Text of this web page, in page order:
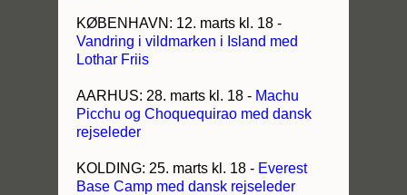
KØBENHAVN: 12. marts kl. 18 -
Vandring i vildmarken i Island med
Lothar Friis
AARHUS: 28. marts kl. 18 - Machu
Picchu og Choquequirao med dansk
rejseleder
KOLDING: 25. marts kl. 18 - Everest
Base Camp med dansk rejseleder